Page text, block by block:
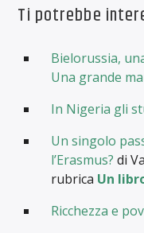
Ti potrebbe
Bielorussia,
Una grande
In Nigeria gli
Un singolo
l’Erasmus? di
rubrica Un
Ricchezza e